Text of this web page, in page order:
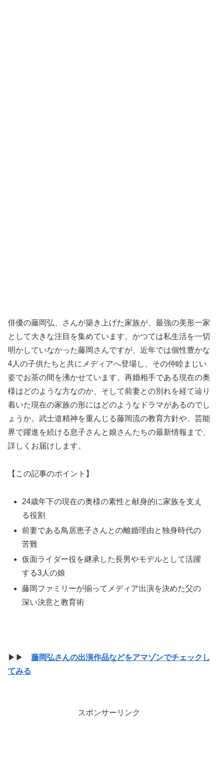
俳優の藤岡弘、さんが築き上げた家族が、最強の美形一家
として大きな注目を集めています。かつては私生活を一切
明かしていなかった藤岡さんですが、近年では個性豊かな
4人の子供たちと共にメディアへ登場し、その仲睦まじい
姿でお茶の間を沸かせています。再婚相手である現在の奥
様はどのような方なのか、そして前妻との別れを経て辿り
着いた現在の家族の形にはどのようなドラマがあるのでし
ょうか。武士道精神を重んじる藤岡流の教育方針や、芸能
界で躍進を続ける息子さんと娘さんたちの最新情報まで、
詳しくお届けします。
【この記事のポイント】
24歳年下の現在の奥様の素性と献身的に家族を支え
る役割
前妻である鳥居恵子さんとの離婚理由と独身時代の
苦難
仮面ライダー役を継承した長男やモデルとして活躍
する3人の娘
藤岡ファミリーが揃ってメディア出演を決めた父の
深い決意と教育術
▶▶ 藤岡弘さんの出演作品などをアマゾンでチェックし
てみる
スポンサーリンク